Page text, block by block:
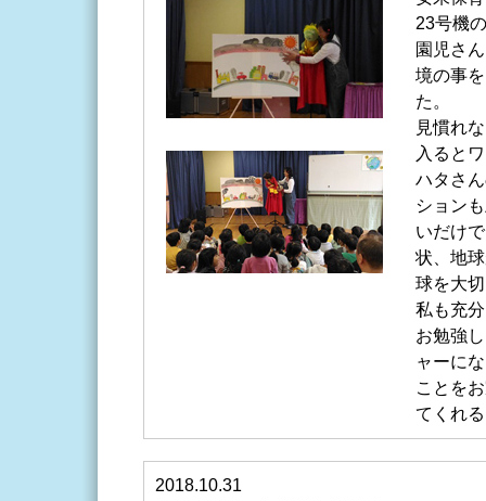
23号機
園児さ
境の事
た。
見慣れ
入ると
ハタさ
ション
いだけ
状、地
球を大
私も充
お勉強
ャーに
ことを
てくれ
2018.10.31